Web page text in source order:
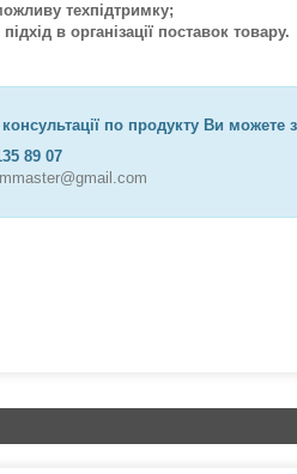
техпідтримку;
в організації поставок товару.
по продукту Ви можете
89 07